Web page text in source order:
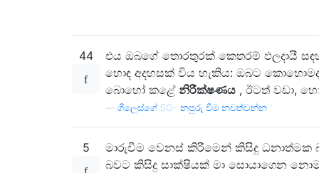
44
එය ඔබගේ තොරතුරක් කෙතරම් ඵලදායී
හොඳ අදහසක් විය හැකිය: ඔබට
බොහෝ කළේ නිරීක්ෂණය , ඊටත් වඩා,
ගිලෙස්ගේ SO- නපුරු වීම නවත්වන්න '
5
මාරුවීම වෙනස් කිරීමෙන් කිසිදු ධනාත්මක
බවට කිසිදු සාක්ෂියක් මා සොයාගෙන